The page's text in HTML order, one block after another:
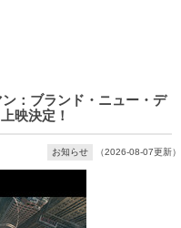
：ブランド・ニュー・デ
映決定！
お知らせ （2026-08-07更新）